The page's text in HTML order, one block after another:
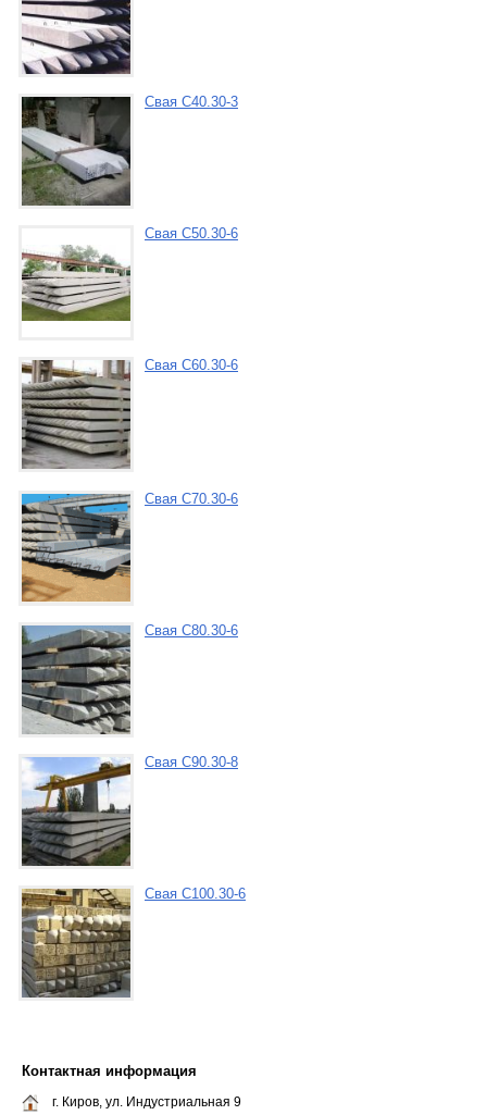
Свая С40.30-3
Свая С50.30-6
Свая С60.30-6
Свая С70.30-6
Свая С80.30-6
Свая С90.30-8
Свая С100.30-6
Контактная информация
г. Киров, ул. Индустриальная 9